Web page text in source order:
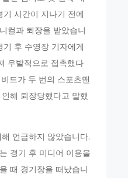
시간이 지나기 전에
컬과 퇴장을 받았습니
후 수영장 기자에게
우발적으로 접촉했다
드가 두 번의 스포츠맨
해 퇴장당했다고 말했
언급하지 않았습니다.
경기 후 미디어 이용을
때 경기장을 떠났습니